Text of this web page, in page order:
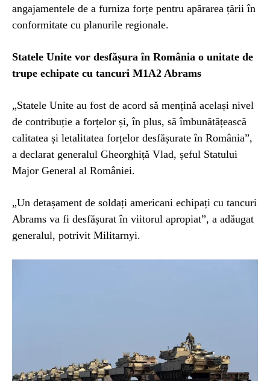
angajamentele de a furniza forțe pentru apărarea țării în
conformitate cu planurile regionale.
Statele Unite vor desfășura în România o unitate de
trupe echipate cu tancuri M1A2 Abrams
„Statele Unite au fost de acord să mențină același nivel
de contribuție a forțelor și, în plus, să îmbunătățească
calitatea și letalitatea forțelor desfășurate în România”,
a declarat generalul Gheorghiță Vlad, șeful Statului
Major General al României.
„Un detașament de soldați americani echipați cu tancuri
Abrams va fi desfășurat în viitorul apropiat”, a adăugat
generalul, potrivit Militarnyi.